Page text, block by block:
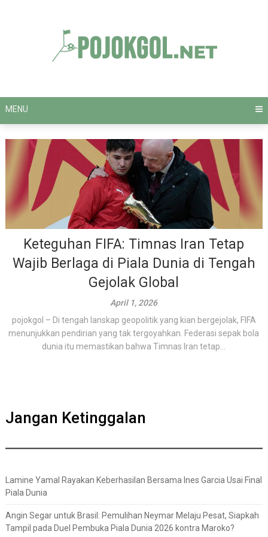
MENU
Keteguhan FIFA: Timnas Iran Tetap
Wajib Berlaga di Piala Dunia di Tengah
Gejolak Global
April 1, 2026
pojokgol – Di tengah lanskap geopolitik yang kian bergejolak, FIFA
menunjukkan pendirian yang tak tergoyahkan. Federasi sepak bola
dunia itu memastikan bahwa Timnas Iran tetap...
Jangan Ketinggalan
Lamine Yamal Rayakan Keberhasilan Bersama Ines Garcia Usai Final
Piala Dunia
Angin Segar untuk Brasil: Pemulihan Neymar Melaju Pesat, Siapkah
Tampil pada Duel Pembuka Piala Dunia 2026 kontra Maroko?